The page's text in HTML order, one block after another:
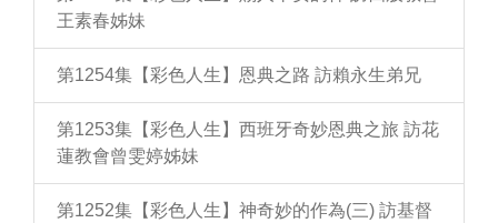
王素春姊妹
第1254集【彩色人生】恩典之路 訪賴永生弟兄
第1253集【彩色人生】西班牙奇妙恩典之旅 訪花
蓮教會曾雯婷姊妹
第1252集【彩色人生】神奇妙的作為(三) 訪基督